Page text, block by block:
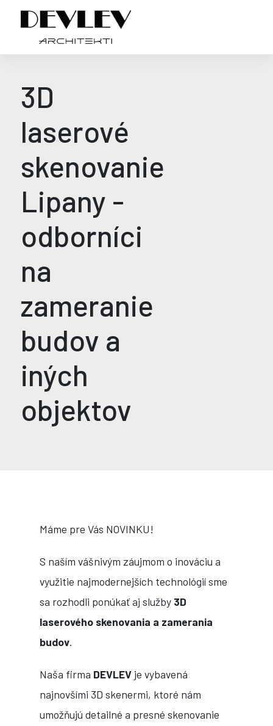
3D
laserové
skenovanie
Lipany -
odborníci
na
zameranie
budov a
iných
objektov
Máme pre Vás NOVINKU!
S naším vášnivým záujmom o inováciu a
využitie najmodernejších technológií sme
sa rozhodli ponúkať aj služby 3D
laserového skenovania a zamerania
budov.
Naša firma DEVLEV je vybavená
najnovšími 3D skenermi, ktoré nám
umožňujú detailné a presné skenovanie